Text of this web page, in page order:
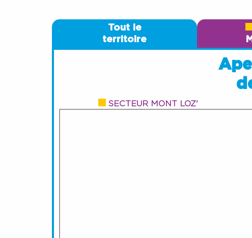
Tout le
territoire
SECTEUR MONT LOZ'